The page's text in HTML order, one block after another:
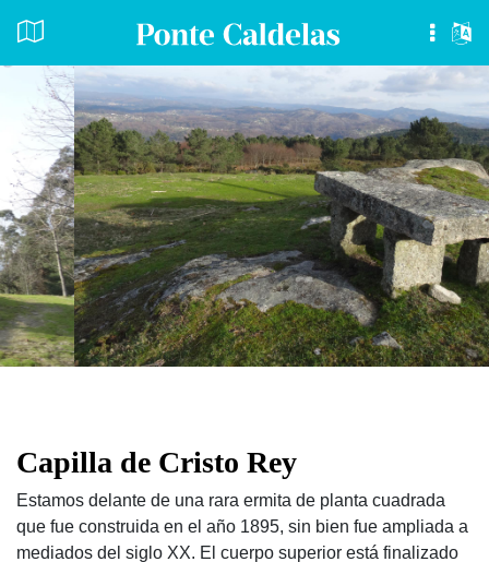
Capilla de Cristo Rey
Estamos delante de una rara ermita de planta cuadrada
que fue construida en el año 1895, sin bien fue ampliada a
mediados del siglo XX. El cuerpo superior está finalizado